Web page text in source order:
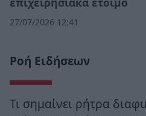
27/07/2026 12:41
Ροή Ειδήσεων
Τι σημαίνει ρήτρα